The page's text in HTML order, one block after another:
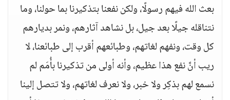
بعث الله فيهم رسولًا، ولكن نفعنا بتذكيرنا بما حولنا، وما
نتناقله جيلًا بعد جيل، بل نشاهد آثارهم، ونمر بديارهم
كل وقت، ونفهم لغاتهم، وطبائعهم أقرب إلى طبائعنا، لا
ريب أنَّ نفع هذا عظيم، وأنه أولى من تذكيرنا بأُمَم لم
نسمع لهم بذكِر ولا خبر، ولا نعرف لغاتهم، ولا تتصل إلينا